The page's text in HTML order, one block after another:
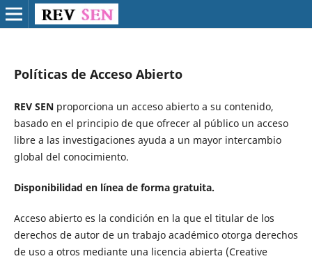
Políticas de Acceso Abierto
REV SENproporciona un acceso abierto a su contenido,
basado en el principio de que ofrecer al público un acceso
libre a las investigaciones ayuda a un mayor intercambio
global del conocimiento.
Disponibilidad en línea de forma gratuita.
Acceso abierto es la condición en la que el titular de los
derechos de autor de un trabajo académico otorga derechos
de uso a otros mediante una licencia abierta (Creative